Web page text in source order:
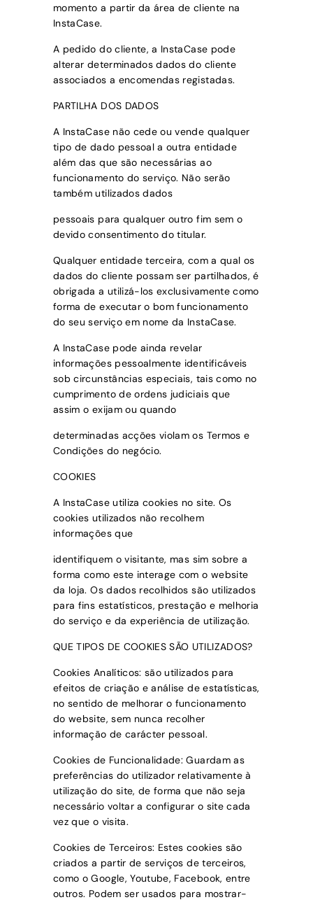
momento a partir da área de cliente na
InstaCase.
A pedido do cliente, a InstaCase pode
alterar determinados dados do cliente
associados a encomendas registadas.
PARTILHA DOS DADOS
A InstaCase não cede ou vende qualquer
tipo de dado pessoal a outra entidade
além das que são necessárias ao
funcionamento do serviço. Não serão
também utilizados dados
pessoais para qualquer outro fim sem o
devido consentimento do titular.
Qualquer entidade terceira, com a qual os
dados do cliente possam ser partilhados, é
obrigada a utilizá-los exclusivamente como
forma de executar o bom funcionamento
do seu serviço em nome da InstaCase.
A InstaCase pode ainda revelar
informações pessoalmente identificáveis
sob circunstâncias especiais, tais como no
cumprimento de ordens judiciais que
assim o exijam ou quando
determinadas acções violam os Termos e
Condições do negócio.
COOKIES
A InstaCaseutiliza cookies no site. Os
cookies utilizados não recolhem
informações que
identifiquem o visitante, mas sim sobre a
forma como este interage com o website
da loja. Os dados recolhidos são utilizados
para fins estatísticos, prestação e melhoria
do serviço e da experiência de utilização.
QUE TIPOS DE COOKIES SÃO UTILIZADOS?
Cookies Analíticos: são utilizados para
efeitos de criação e análise de estatísticas,
no sentido de melhorar o funcionamento
do website, sem nunca recolher
informação de carácter pessoal.
Cookies de Funcionalidade:Guardam as
preferências do utilizador relativamente à
utilização do site, de forma que não seja
necessário voltar a configurar o site cada
vez que o visita.
Cookies de Terceiros: Estes cookies são
criados a partir de serviços de terceiros,
como o Google, Youtube, Facebook, entre
outros. Podem ser usados para mostrar-